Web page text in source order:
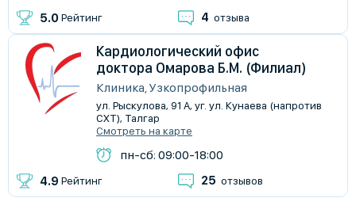
5.0 Рейтинг 4 отзыва
Кардиологический офис
доктора Омарова Б.М. (Филиал)
Клиника, Узкопрофильная
ул. Рыскулова, 91 А, уг. ул. Кунаева (напротив
СХТ), Талгар
Смотреть на карте
пн-сб: 09:00-18:00
4.9 Рейтинг 25 отзывов